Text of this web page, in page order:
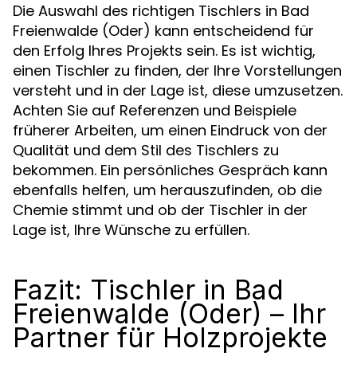
Die Auswahl des richtigen Tischlers in Bad
Freienwalde (Oder) kann entscheidend für
den Erfolg Ihres Projekts sein. Es ist wichtig,
einen Tischler zu finden, der Ihre Vorstellungen
versteht und in der Lage ist, diese umzusetzen.
Achten Sie auf Referenzen und Beispiele
früherer Arbeiten, um einen Eindruck von der
Qualität und dem Stil des Tischlers zu
bekommen. Ein persönliches Gespräch kann
ebenfalls helfen, um herauszufinden, ob die
Chemie stimmt und ob der Tischler in der
Lage ist, Ihre Wünsche zu erfüllen.
Fazit: Tischler in Bad
Freienwalde (Oder) – Ihr
Partner für Holzprojekte